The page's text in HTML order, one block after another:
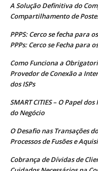
A Solução Definitiva do
Compartilhamento de
PPPS: Cerco se fecha para
PPPs: Cerco se Fecha para
Como Funciona a
Provedor de Conexão a
dos ISPs
SMART CITIES – O Papel dos
do Negócio
O Desafio nas Transações
Processos de Fusões e
Cobrança de Dívidas de